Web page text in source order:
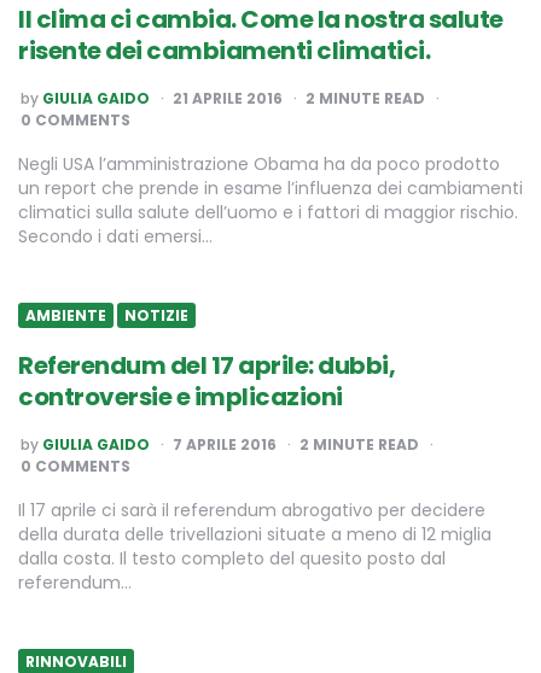
Il clima ci cambia. Come la nostra salute
risente dei cambiamenti climatici.
POSTED
BY
by GIULIA GAIDO 21 APRILE 2016 2 MINUTE READ
0 COMMENTS
Negli USA l’amministrazione Obama ha da poco prodotto
un report che prende in esame l’influenza dei cambiamenti
climatici sulla salute dell’uomo e i fattori di maggior rischio.
Secondo i dati emersi…
AMBIENTE NOTIZIE
Referendum del 17 aprile: dubbi,
controversie e implicazioni
POSTED
BY
by GIULIA GAIDO 7 APRILE 2016 2 MINUTE READ
0 COMMENTS
Il 17 aprile ci sarà il referendum abrogativo per decidere
della durata delle trivellazioni situate a meno di 12 miglia
dalla costa. Il testo completo del quesito posto dal
referendum…
RINNOVABILI